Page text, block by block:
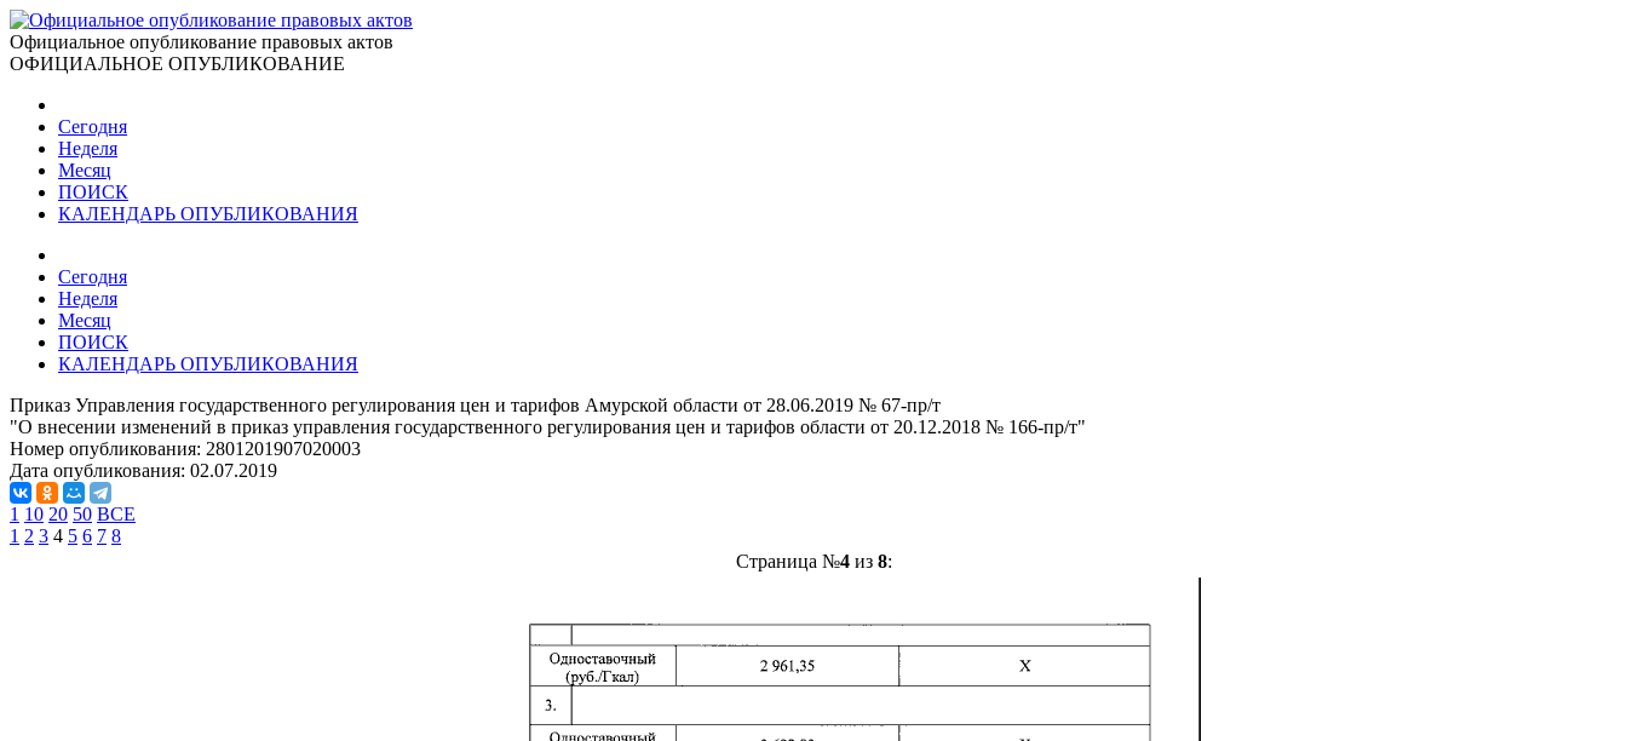
Официальное опубликование правовых актов
ОФИЦИАЛЬНОЕ ОПУБЛИКОВАНИЕ
Сегодня
Неделя
Месяц
ПОИСК
КАЛЕНДАРЬ ОПУБЛИКОВАНИЯ
Сегодня
Неделя
Месяц
ПОИСК
КАЛЕНДАРЬ ОПУБЛИКОВАНИЯ
Приказ Управления государственного регулирования цен и тарифов Амурской области от 28.06.2019 № 67-пр/т
"О внесении изменений в приказ управления государственного регулирования цен и тарифов области от 20.12.2018 № 166-пр/т"
Номер опубликования: 2801201907020003
Дата опубликования: 02.07.2019
1 10 20 50 ВСЕ
1 2 3 4 5 6 7 8
Страница №4из 8: